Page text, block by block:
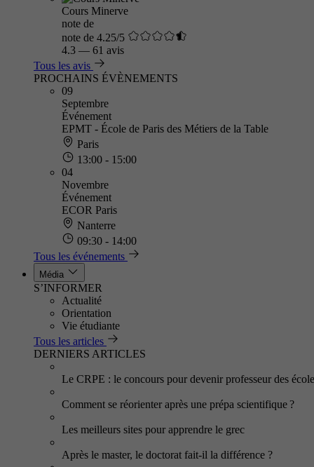
Cours Minerve
note de
note de 4.25/5
4.3 — 61 avis
Tous les avis
PROCHAINS ÉVÈNEMENTS
09
Septembre
Événement
EPMT - École de Paris des Métiers de la Table
Paris
13:00 - 15:00
04
Novembre
Événement
ECOR Paris
Nanterre
09:30 - 14:00
Tous les événements
Média
S’INFORMER
Actualité
Orientation
Vie étudiante
Tous les articles
DERNIERS ARTICLES
Le CRPE : le concours pour devenir professeur des
Comment se réorienter après une prépa scientifique ?
Les meilleurs sites pour apprendre le grec
Après le master, le doctorat fait-il la différence ?